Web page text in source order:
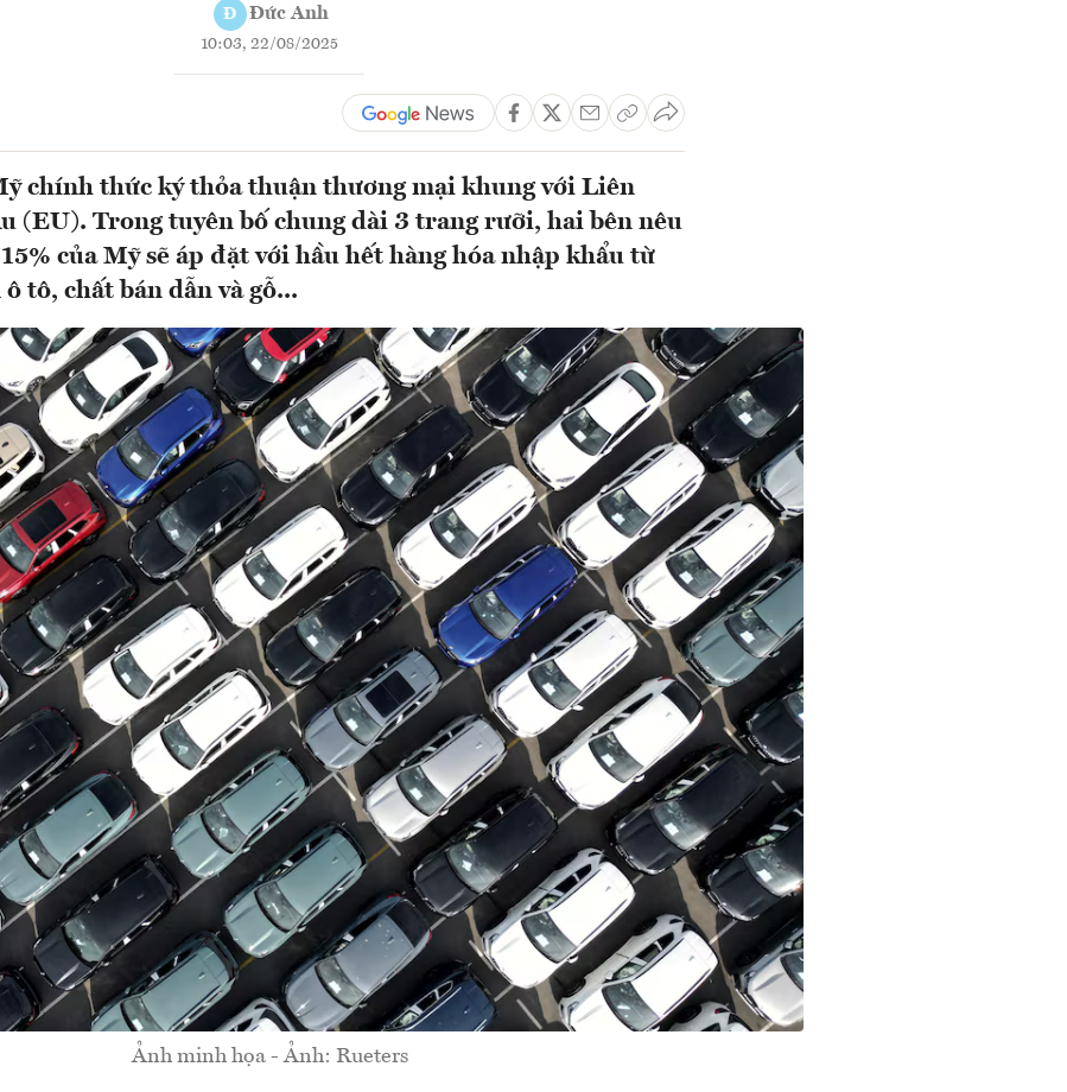
Đ Đức Anh
10:03, 22/08/2025
chính thức ký thỏa thuận thương mại khung với Liên
(EU). Trong tuyên bố chung dài 3 trang rưỡi, hai bên nêu
của Mỹ sẽ áp đặt với hầu hết hàng hóa nhập khẩu từ
tô, chất bán dẫn và gỗ...
Ảnh minh họa - Ảnh: Rueters